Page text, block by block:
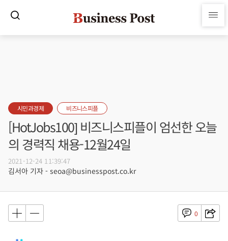
시민과경제 비즈니스피플
[HotJobs100] 비즈니스피플이 엄선한 오늘
의 경력직 채용-12월24일
2021-12-24 11:39:47
김서아 기자 - seoa@businesspost.co.kr
0